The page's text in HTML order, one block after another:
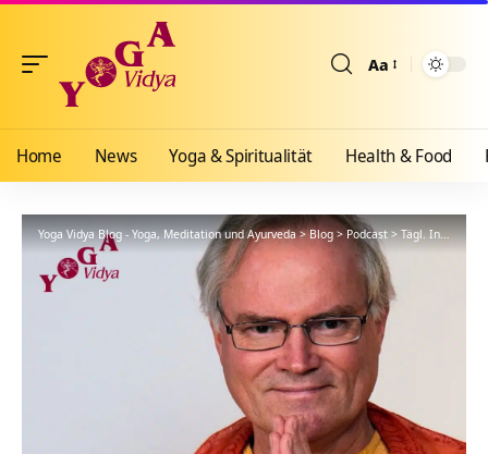
Aa
Home News Yoga & Spiritualität Health & Food
Yoga Vidya Blog - Yoga, Meditation und Ayurveda>Blog>Podcast>Tägl. Inspiration